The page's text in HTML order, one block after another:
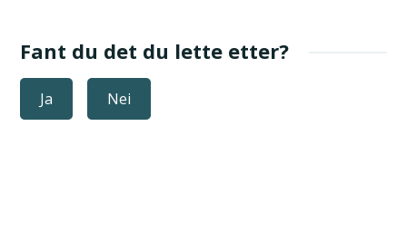
Fant du det du lette etter?
Ja Nei